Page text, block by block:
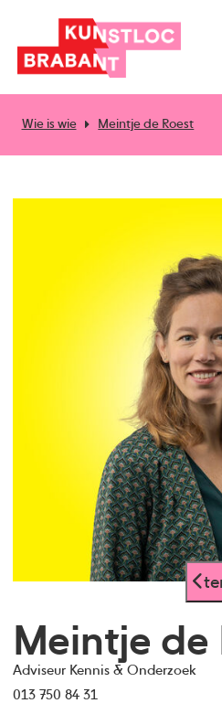
Wie is wie Meintje de Roest
Meintje de
Adviseur Kennis & Onderzoek
013 750 84 31